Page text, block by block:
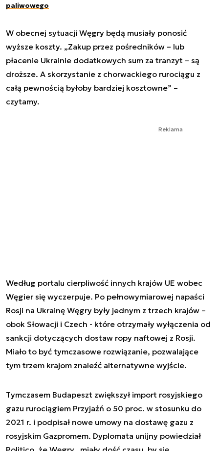
paliwowego
W obecnej sytuacji Węgry będą musiały ponosić
wyższe koszty. „Zakup przez pośredników – lub
płacenie Ukrainie dodatkowych sum za tranzyt – są
droższe. A skorzystanie z chorwackiego rurociągu z
całą pewnością byłoby bardziej kosztowne” –
czytamy.
Reklama
Według portalu cierpliwość innych krajów UE wobec
Węgier się wyczerpuje. Po pełnowymiarowej napaści
Rosji na Ukrainę Węgry były jednym z trzech krajów –
obok Słowacji i Czech - które otrzymały wyłączenia od
sankcji dotyczących dostaw ropy naftowej z Rosji.
Miało to być tymczasowe rozwiązanie, pozwalające
tym trzem krajom znaleźć alternatywne wyjście.
Tymczasem Budapeszt zwiększył import rosyjskiego
gazu rurociągiem Przyjaźń o 50 proc. w stosunku do
2021 r. i podpisał nowe umowy na dostawę gazu z
rosyjskim Gazpromem. Dyplomata unijny powiedział